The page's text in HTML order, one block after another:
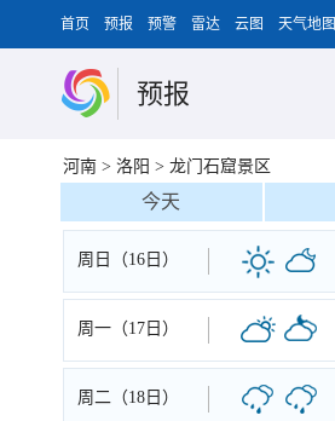
首页 预报 预警 雷达 云图 天气地图
预报
河南 > 洛阳 > 龙门石窟景区
今天
周日（16日）
周一（17日）
周二（18日）